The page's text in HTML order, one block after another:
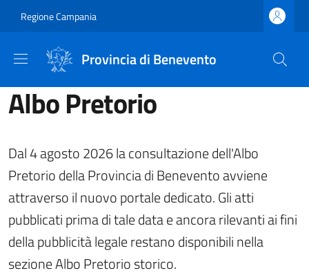
Regione Campania
Provincia di Benevento
Albo Pretorio
Dal 4 agosto 2026 la consultazione dell'Albo
Pretorio della Provincia di Benevento avviene
attraverso il nuovo portale dedicato. Gli atti
pubblicati prima di tale data e ancora rilevanti ai fini
della pubblicità legale restano disponibili nella
sezione Albo Pretorio storico.